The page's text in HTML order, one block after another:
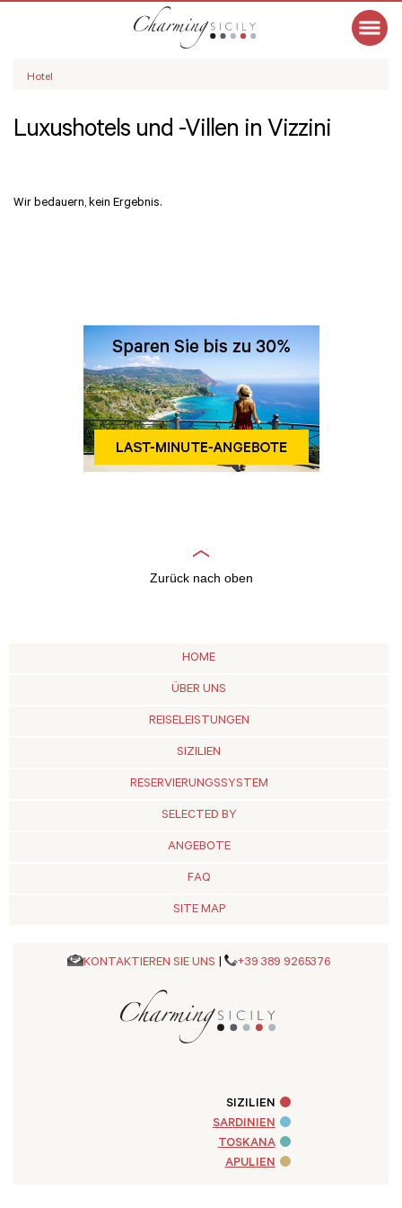
Hotel
Luxushotels und -Villen in Vizzini
Wir bedauern, kein Ergebnis.
Zurück nach oben
HOME
ÜBER UNS
REISELEISTUNGEN
SIZILIEN
RESERVIERUNGSSYSTEM
SELECTED BY
ANGEBOTE
FAQ
SITE MAP
KONTAKTIEREN SIE UNS +39 389 9265376
SIZILIEN
SARDINIEN
TOSKANA
APULIEN